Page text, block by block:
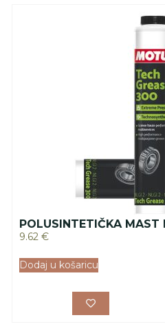
POLUSINTETIČKA
9.62 €
Dodaj u košaricu